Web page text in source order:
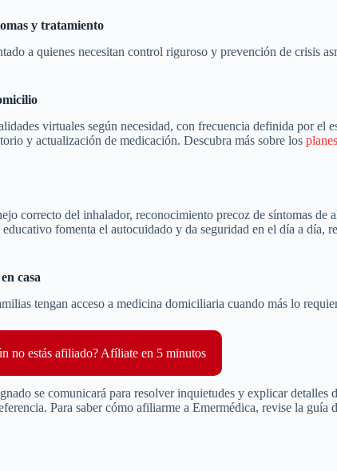
y tratamiento
a quienes necesitan control riguroso y prevención de crisis
virtuales según necesidad, con frecuencia definida por el
y actualización de medicación. Descubra más sobre los
correcto del inhalador, reconocimiento precoz de síntomas de
fomenta el autocuidado y da seguridad en el día a día,
casa
tengan acceso a medicina domiciliaria cuando más lo
no estás afiliado? Afíliate en 5 minutos
se comunicará para resolver inquietudes y explicar detalles
Para saber cómo afiliarme a Emermédica, revise la guía